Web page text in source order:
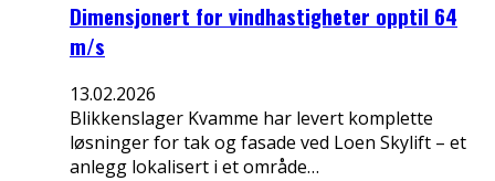
Dimensjonert for vindhastigheter opptil 64
m/s
13.02.2026
Blikkenslager Kvamme har levert komplette
løsninger for tak og fasade ved Loen Skylift – et
anlegg lokalisert i et område…